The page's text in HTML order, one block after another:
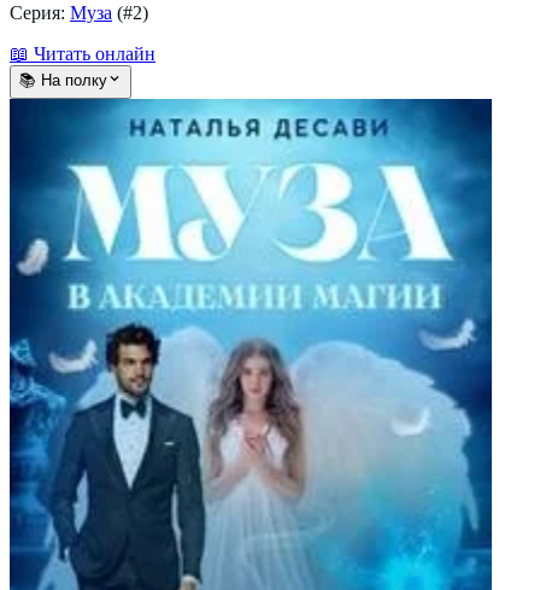
Серия: Муза (#2)
📖 Читать онлайн
📚 На полку